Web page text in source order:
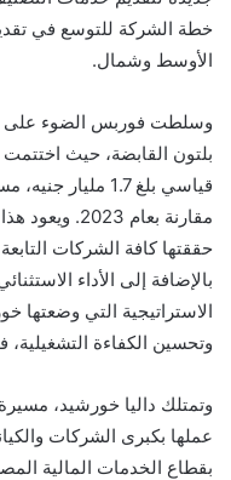
خطة الشركة للتوسع ﻓﻲ
الأوسط وشمال.
وسلطت فوربس الضوء على
مقارنة بعام
حققتها كافة الشركات
بالإضافة إلى الأداء
الاستراتيجية التي وضعتها
وتحسين الكفاءة
وتمتلك داليا خورشيد،
عملها بكبرى الشركات
بقطاع الخدمات المالية